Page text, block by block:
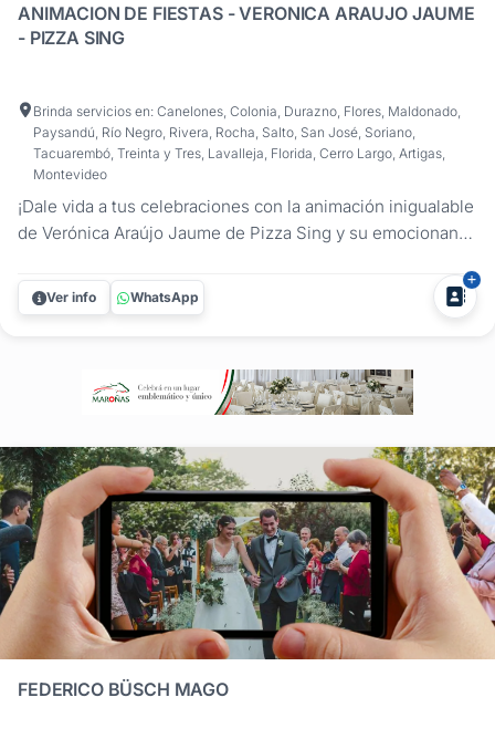
ANIMACION DE FIESTAS - VERONICA ARAUJO JAUME
- PIZZA SING
Brinda servicios en: Canelones, Colonia, Durazno, Flores, Maldonado,
Paysandú, Río Negro, Rivera, Rocha, Salto, San José, Soriano,
Tacuarembó, Treinta y Tres, Lavalleja, Florida, Cerro Largo, Artigas,
Montevideo
¡Dale vida a tus celebraciones con la animación inigualable
de Verónica Araújo Jaume de Pizza Sing y su emocionante
allí para garantizar que tu Fiesta, Despedida de Año,
Cumpleaños, Aniversario o Evento sea una experiencia
Ver info WhatsApp
FEDERICO BÜSCH MAGO